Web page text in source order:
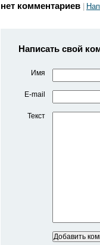
нет комментариев
Написать свой
Имя
E-mail
Текст